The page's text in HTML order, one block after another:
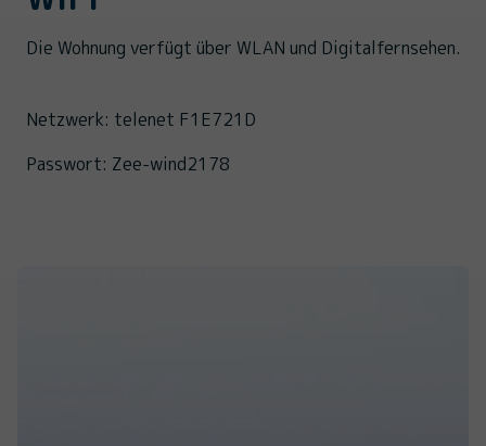
Die Wohnung verfügt über WLAN und Digitalfernsehen.
Netzwerk: telenet F1E721D
Passwort: Zee-wind2178